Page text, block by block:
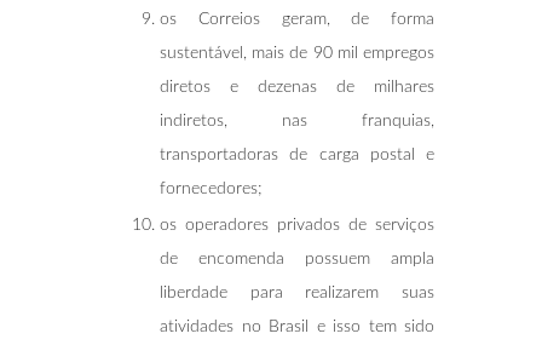
os Correios geram, de forma
sustentável, mais de 90 mil empregos
diretos e dezenas de milhares
indiretos, nas franquias,
transportadoras de carga postal e
fornecedores;
os operadores privados de serviços
de encomenda possuem ampla
liberdade para realizarem suas
atividades no Brasil e isso tem sido